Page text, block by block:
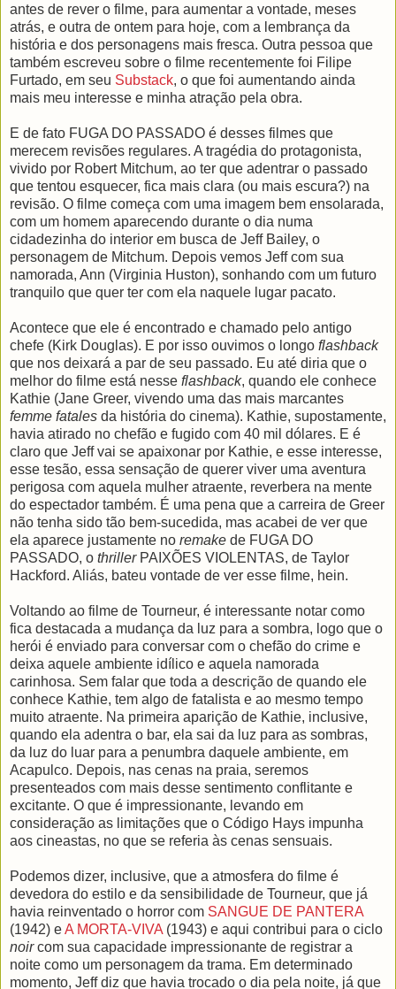
antes de rever o filme, para aumentar a vontade, meses
atrás, e outra de ontem para hoje, com a lembrança da
história e dos personagens mais fresca. Outra pessoa que
também escreveu sobre o filme recentemente foi Filipe
Furtado, em seu Substack, o que foi aumentando ainda
mais meu interesse e minha atração pela obra.
E de fato FUGA DO PASSADO é desses filmes que
merecem revisões regulares. A tragédia do protagonista,
vivido por Robert Mitchum, ao ter que adentrar o passado
que tentou esquecer, fica mais clara (ou mais escura?) na
revisão. O filme começa com uma imagem bem ensolarada,
com um homem aparecendo durante o dia numa
cidadezinha do interior em busca de Jeff Bailey, o
personagem de Mitchum. Depois vemos Jeff com sua
namorada, Ann (Virginia Huston), sonhando com um futuro
tranquilo que quer ter com ela naquele lugar pacato.
Acontece que ele é encontrado e chamado pelo antigo
chefe (Kirk Douglas). E por isso ouvimos o longo flashback
que nos deixará a par de seu passado. Eu até diria que o
melhor do filme está nesse flashback, quando ele conhece
Kathie (Jane Greer, vivendo uma das mais marcantes
femme fatales da história do cinema). Kathie, supostamente,
havia atirado no chefão e fugido com 40 mil dólares. E é
claro que Jeff vai se apaixonar por Kathie, e esse interesse,
esse tesão, essa sensação de querer viver uma aventura
perigosa com aquela mulher atraente, reverbera na mente
do espectador também. É uma pena que a carreira de Greer
não tenha sido tão bem-sucedida, mas acabei de ver que
ela aparece justamente no remake de FUGA DO
PASSADO, o thrillerPAIXÕES VIOLENTAS, de Taylor
Hackford. Aliás, bateu vontade de ver esse filme, hein.
Voltando ao filme de Tourneur, é interessante notar como
fica destacada a mudança da luz para a sombra, logo que o
herói é enviado para conversar com o chefão do crime e
deixa aquele ambiente idílico e aquela namorada
carinhosa. Sem falar que toda a descrição de quando ele
conhece Kathie, tem algo de fatalista e ao mesmo tempo
muito atraente. Na primeira aparição de Kathie, inclusive,
quando ela adentra o bar, ela sai da luz para as sombras,
da luz do luar para a penumbra daquele ambiente, em
Acapulco. Depois, nas cenas na praia, seremos
presenteados com mais desse sentimento conflitante e
excitante. O que é impressionante, levando em
consideração as limitações que o Código Hays impunha
aos cineastas, no que se referia às cenas sensuais.
Podemos dizer, inclusive, que a atmosfera do filme é
devedora do estilo e da sensibilidade de Tourneur, que já
havia reinventado o horror com SANGUE DE PANTERA
(1942) eA MORTA-VIVA (1943) e aqui contribui para o ciclo
noircom sua capacidade impressionante de registrar a
noite como um personagem da trama. Em determinado
momento, Jeff diz que havia trocado o dia pela noite, já que